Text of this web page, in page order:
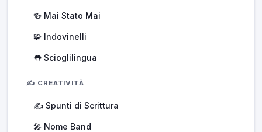
🍻 Mai Stato Mai
🧩 Indovinelli
👅 Scioglilingua
✍️ CREATIVITÀ
✍️ Spunti di Scrittura
🎤 Nome Band